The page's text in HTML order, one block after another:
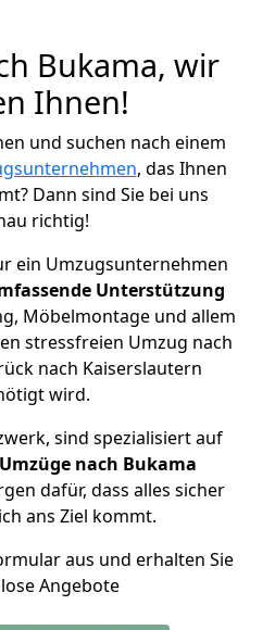
Bukama, wir
Ihnen!
und suchen nach einem
, das Ihnen
Dann sind Sie bei uns
richtig!
ein Umzugsunternehmen
Unterstützung
Möbelmontage und allem
stressfreien Umzug nach
nach Kaiserslautern
wird.
sind spezialisiert auf
nach Bukama
dafür, dass alles sicher
ans Ziel kommt.
aus und erhalten Sie
Angebote